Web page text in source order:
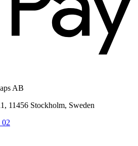
AB
11456 Stockholm, Sweden
02